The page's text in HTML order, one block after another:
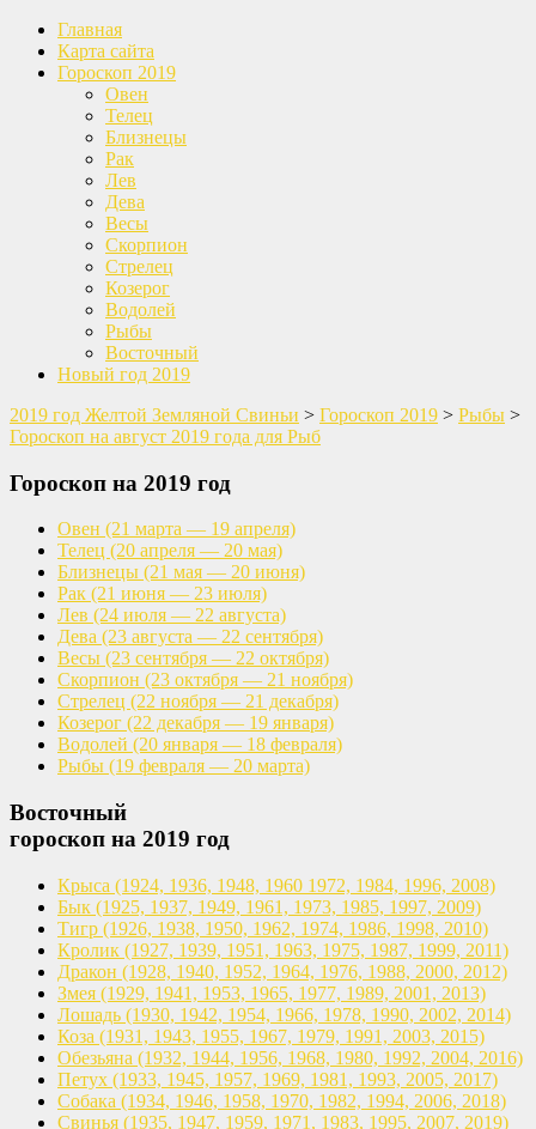
Главная
Карта сайта
Гороскоп 2019
Овен
Телец
Близнецы
Рак
Лев
Дева
Весы
Скорпион
Стрелец
Козерог
Водолей
Рыбы
Восточный
Новый год 2019
2019 год Желтой Земляной Свиньи > Гороскоп 2019 > Рыбы >
Гороскоп на август 2019 года для Рыб
Гороскоп на 2019 год
Овен (21 марта — 19 апреля)
Телец (20 апреля — 20 мая)
Близнецы (21 мая — 20 июня)
Рак (21 июня — 23 июля)
Лев (24 июля — 22 августа)
Дева (23 августа — 22 сентября)
Весы (23 сентября — 22 октября)
Скорпион (23 октября — 21 ноября)
Стрелец (22 ноября — 21 декабря)
Козерог (22 декабря — 19 января)
Водолей (20 января — 18 февраля)
Рыбы (19 февраля — 20 марта)
Восточный
гороскоп на 2019 год
Крыса (1924, 1936, 1948, 1960 1972, 1984, 1996, 2008)
Бык (1925, 1937, 1949, 1961, 1973, 1985, 1997, 2009)
Тигр (1926, 1938, 1950, 1962, 1974, 1986, 1998, 2010)
Кролик (1927, 1939, 1951, 1963, 1975, 1987, 1999, 2011)
Дракон (1928, 1940, 1952, 1964, 1976, 1988, 2000, 2012)
Змея (1929, 1941, 1953, 1965, 1977, 1989, 2001, 2013)
Лошадь (1930, 1942, 1954, 1966, 1978, 1990, 2002, 2014)
Коза (1931, 1943, 1955, 1967, 1979, 1991, 2003, 2015)
Обезьяна (1932, 1944, 1956, 1968, 1980, 1992, 2004, 2016)
Петух (1933, 1945, 1957, 1969, 1981, 1993, 2005, 2017)
Собака (1934, 1946, 1958, 1970, 1982, 1994, 2006, 2018)
Свинья (1935, 1947, 1959, 1971, 1983, 1995, 2007, 2019)